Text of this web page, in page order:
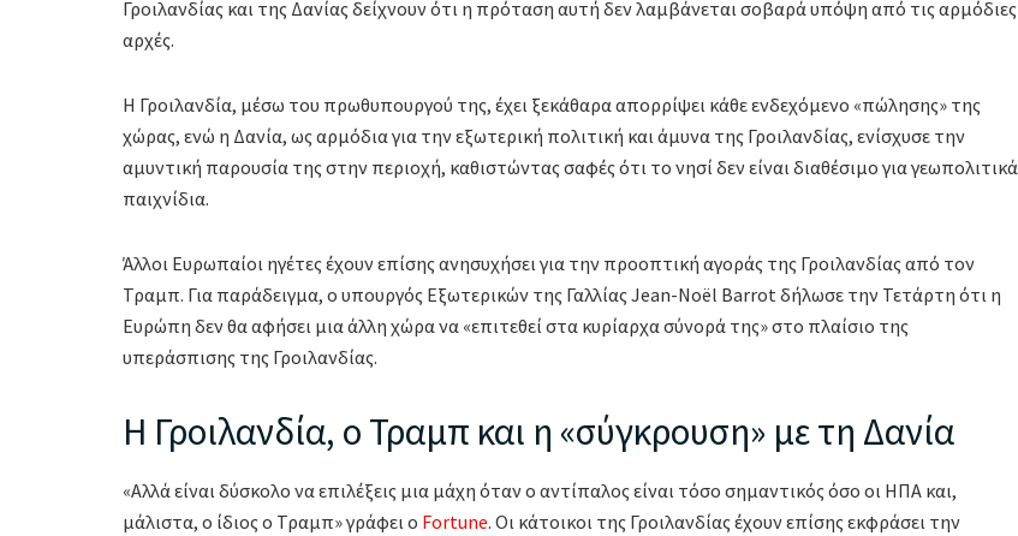
Γροιλανδίας και της Δανίας δείχνουν ότι η πρόταση αυτή δεν λαμβάνεται σοβαρά υπόψη από τις αρμόδιες
αρχές.
Η Γροιλανδία, μέσω του πρωθυπουργού της, έχει ξεκάθαρα απορρίψει κάθε ενδεχόμενο «πώλησης» της
χώρας, ενώ η Δανία, ως αρμόδια για την εξωτερική πολιτική και άμυνα της Γροιλανδίας, ενίσχυσε την
αμυντική παρουσία της στην περιοχή, καθιστώντας σαφές ότι το νησί δεν είναι διαθέσιμο για γεωπολιτικά
παιχνίδια.
Άλλοι Ευρωπαίοι ηγέτες έχουν επίσης ανησυχήσει για την προοπτική αγοράς της Γροιλανδίας από τον
Τραμπ. Για παράδειγμα, ο υπουργός Εξωτερικών της Γαλλίας Jean-Noël Barrot δήλωσε την Τετάρτη ότι η
Ευρώπη δεν θα αφήσει μια άλλη χώρα να «επιτεθεί στα κυρίαρχα σύνορά της» στο πλαίσιο της
υπεράσπισης της Γροιλανδίας.
Η Γροιλανδία, ο Τραμπ και η «σύγκρουση» με τη Δανία
«Αλλά είναι δύσκολο να επιλέξεις μια μάχη όταν ο αντίπαλος είναι τόσο σημαντικός όσο οι ΗΠΑ και,
μάλιστα, ο ίδιος ο Τραμπ» γράφει ο Fortune. Οι κάτοικοι της Γροιλανδίας έχουν επίσης εκφράσει την